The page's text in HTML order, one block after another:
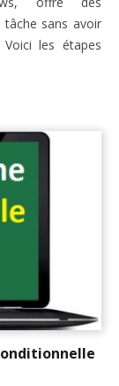
sans avoir
les étapes